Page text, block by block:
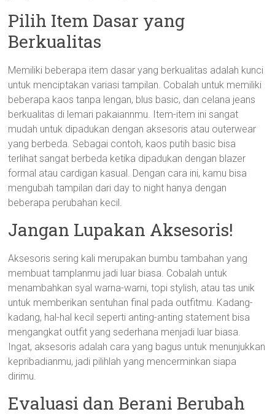
Pilih Item Dasar yang
Berkualitas
Memiliki beberapa item dasar yang berkualitas adalah kunci
untuk menciptakan variasi tampilan. Cobalah untuk memiliki
beberapa kaos tanpa lengan, blus basic, dan celana jeans
berkualitas di lemari pakaiannmu. Item-item ini sangat
mudah untuk dipadukan dengan aksesoris atau outerwear
yang berbeda. Sebagai contoh, kaos putih basic bisa
terlihat sangat berbeda ketika dipadukan dengan blazer
formal atau cardigan kasual. Dengan cara ini, kamu bisa
mengubah tampilan dari day to night hanya dengan
beberapa perubahan kecil.
Jangan Lupakan Aksesoris!
Aksesoris sering kali merupakan bumbu tambahan yang
membuat tamplanmu jadi luar biasa. Cobalah untuk
menambahkan syal warna-warni, topi stylish, atau tas unik
untuk memberikan sentuhan final pada outfitmu. Kadang-
kadang, hal-hal kecil seperti anting-anting statement bisa
mengangkat outfit yang sederhana menjadi luar biasa.
Ingat, aksesoris adalah cara yang bagus untuk menunjukkan
kepribadianmu, jadi pilihlah yang mencerminkan siapa
dirimu.
Evaluasi dan Berani Berubah